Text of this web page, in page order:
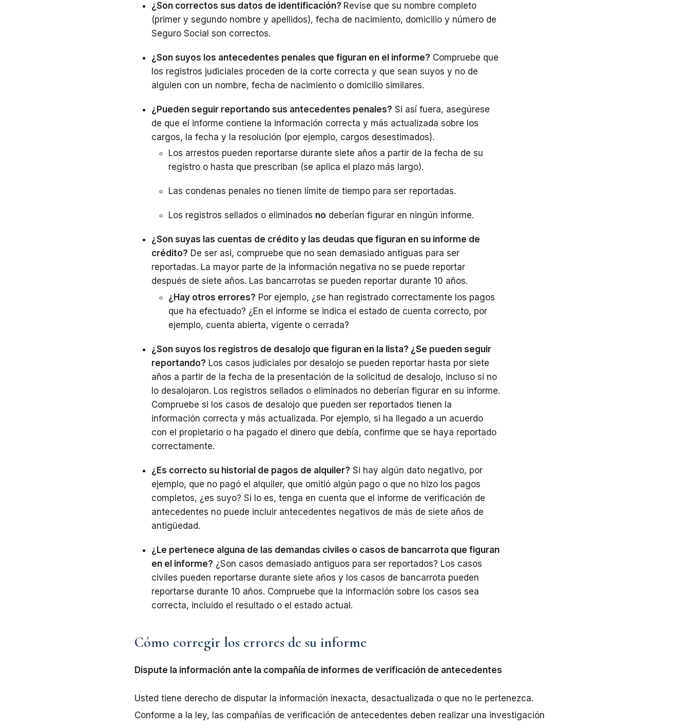
¿Son correctos sus datos de identificación? Revise que su nombre completo
(primer y segundo nombre y apellidos), fecha de nacimiento, domicilio y número de
Seguro Social son correctos.
¿Son suyos los antecedentes penales que figuran en el informe? Compruebe que
los registros judiciales proceden de la corte correcta y que sean suyos y no de
alguien con un nombre, fecha de nacimiento o domicilio similares.
¿Pueden seguir reportando sus antecedentes penales? Si así fuera, asegúrese
de que el informe contiene la información correcta y más actualizada sobre los
cargos, la fecha y la resolución (por ejemplo, cargos desestimados).
Los arrestos pueden reportarse durante siete años a partir de la fecha de su
registro o hasta que prescriban (se aplica el plazo más largo).
Las condenas penales no tienen límite de tiempo para ser reportadas.
Los registros sellados o eliminados no deberían figurar en ningún informe.
¿Son suyas las cuentas de crédito y las deudas que figuran en su informe de
crédito? De ser asi, compruebe que no sean demasiado antiguas para ser
reportadas. La mayor parte de la información negativa no se puede reportar
después de siete años. Las bancarrotas se pueden reportar durante 10 años.
¿Hay otros errores? Por ejemplo, ¿se han registrado correctamente los pagos
que ha efectuado? ¿En el informe se indica el estado de cuenta correcto, por
ejemplo, cuenta abierta, vigente o cerrada?
¿Son suyos los registros de desalojo que figuran en la lista? ¿Se pueden seguir
reportando? Los casos judiciales por desalojo se pueden reportar hasta por siete
años a partir de la fecha de la presentación de la solicitud de desalojo, incluso si no
lo desalojaron. Los registros sellados o eliminados no deberían figurar en su informe.
Compruebe si los casos de desalojo que pueden ser reportados tienen la
información correcta y más actualizada. Por ejemplo, si ha llegado a un acuerdo
con el propietario o ha pagado el dinero que debía, confirme que se haya reportado
correctamente.
¿Es correcto su historial de pagos de alquiler? Si hay algún dato negativo, por
ejemplo, que no pagó el alquiler, que omitió algún pago o que no hizo los pagos
completos, ¿es suyo? Si lo es, tenga en cuenta que el informe de verificación de
antecedentes no puede incluir antecedentes negativos de más de siete años de
antigüedad.
¿Le pertenece alguna de las demandas civiles o casos de bancarrota que figuran
en el informe? ¿Son casos demasiado antiguos para ser reportados? Los casos
civiles pueden reportarse durante siete años y los casos de bancarrota pueden
reportarse durante 10 años. Compruebe que la información sobre los casos sea
correcta, incluido el resultado o el estado actual.
Cómo corregir los errores de su informe
Dispute la información ante la compañía de informes de verificación de antecedentes
Usted tiene derecho de disputar la información inexacta, desactualizada o que no le pertenezca.
Conforme a la ley, las compañías de verificación de antecedentes deben realizar una investigación